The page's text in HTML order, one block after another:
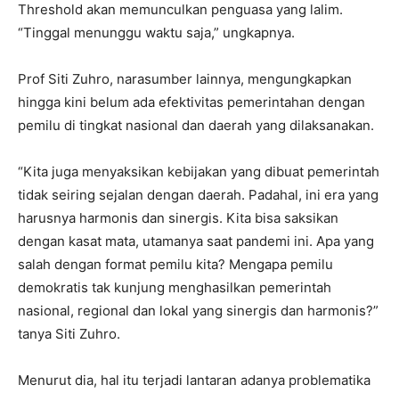
Threshold akan memunculkan penguasa yang lalim.
“Tinggal menunggu waktu saja,” ungkapnya.
Prof Siti Zuhro, narasumber lainnya, mengungkapkan
hingga kini belum ada efektivitas pemerintahan dengan
pemilu di tingkat nasional dan daerah yang dilaksanakan.
“Kita juga menyaksikan kebijakan yang dibuat pemerintah
tidak seiring sejalan dengan daerah. Padahal, ini era yang
harusnya harmonis dan sinergis. Kita bisa saksikan
dengan kasat mata, utamanya saat pandemi ini. Apa yang
salah dengan format pemilu kita? Mengapa pemilu
demokratis tak kunjung menghasilkan pemerintah
nasional, regional dan lokal yang sinergis dan harmonis?”
tanya Siti Zuhro.
Menurut dia, hal itu terjadi lantaran adanya problematika